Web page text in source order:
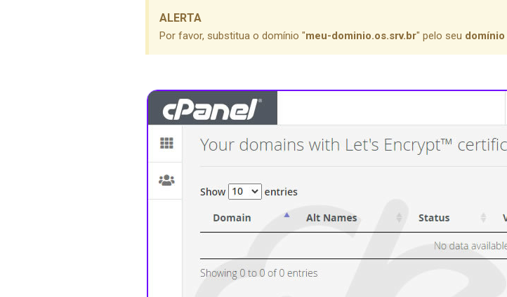
ALERTA
Por favor, substitua o domínio "meu-dominio.os.srv.br" pelo seu domínio